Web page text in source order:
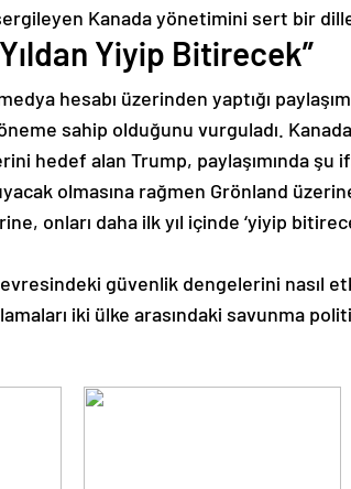
Kanada yönetimini sert bir
Yiyip Bitirecek”
hesabı üzerinden yaptığı
sahip olduğunu vurguladı.
hedef alan Trump, paylaşımında şu
olmasına rağmen Grönland
onları daha ilk yıl içinde ‘yiyip
güvenlik dengelerini nasıl
iki ülke arasındaki savunma